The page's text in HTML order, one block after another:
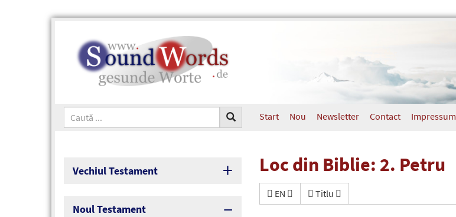
Start Nou Newsletter Contact Impressum
Vechiul Testament
Noul Testament
Loc din Biblie: 2. Petru
EN Titlu